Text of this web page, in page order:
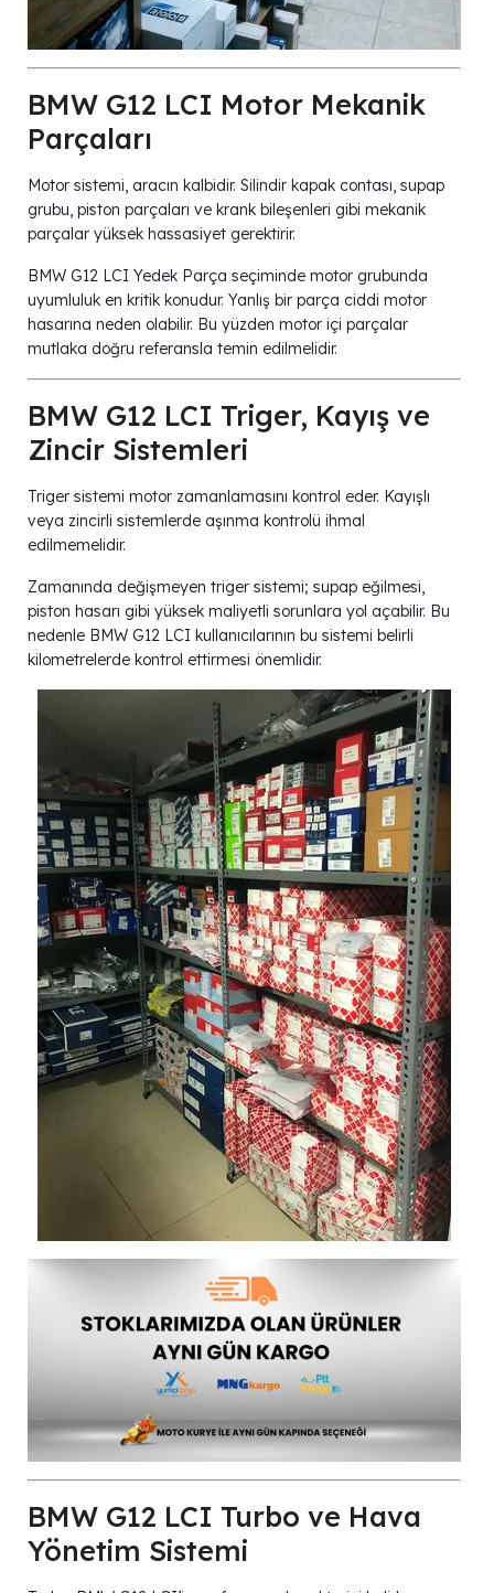
BMW G12 LCI Motor Mekanik
Parçaları
Motor sistemi, aracın kalbidir. Silindir kapak contası, supap
grubu, piston parçaları ve krank bileşenleri gibi mekanik
parçalar yüksek hassasiyet gerektirir.
BMW G12 LCI Yedek Parça seçiminde motor grubunda
uyumluluk en kritik konudur. Yanlış bir parça ciddi motor
hasarına neden olabilir. Bu yüzden motor içi parçalar
mutlaka doğru referansla temin edilmelidir.
BMW G12 LCI Triger, Kayış ve
Zincir Sistemleri
Triger sistemi motor zamanlamasını kontrol eder. Kayışlı
veya zincirli sistemlerde aşınma kontrolü ihmal
edilmemelidir.
Zamanında değişmeyen triger sistemi; supap eğilmesi,
piston hasarı gibi yüksek maliyetli sorunlara yol açabilir. Bu
nedenle BMW G12 LCI kullanıcılarının bu sistemi belirli
kilometrelerde kontrol ettirmesi önemlidir.
BMW G12 LCI Turbo ve Hava
Yönetim Sistemi